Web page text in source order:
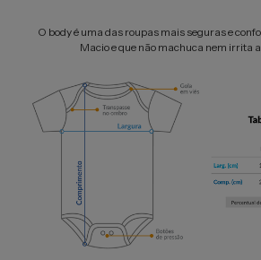
O body é uma das roupas mais seguras e
Macio e que não machuca nem irrita a